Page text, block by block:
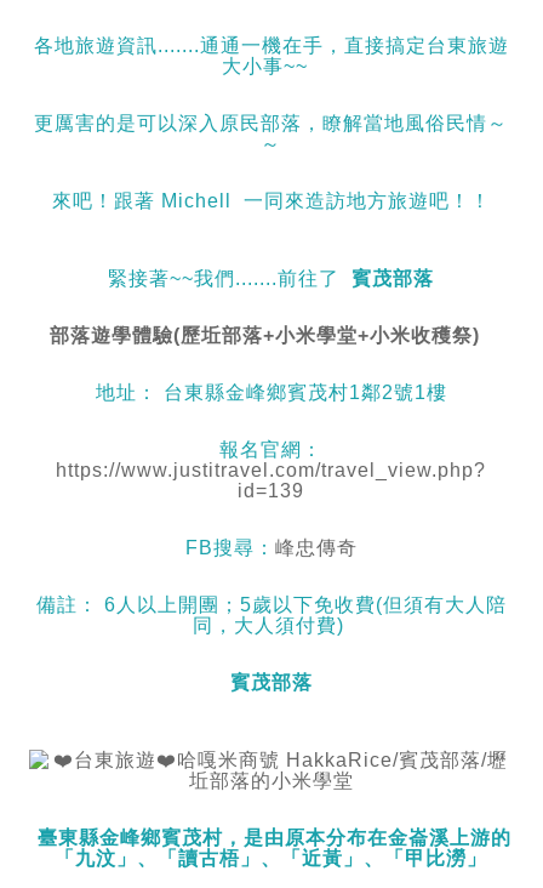
各地旅遊資訊.......通通一機在手，直接搞定台東旅遊
大小事~~
更厲害的是可以深入原民部落，瞭解當地風俗民情～
～
來吧！跟著 Michell 一同來造訪地方旅遊吧！！
緊接著~~我們.......前往了 賓茂部落
部落遊學體驗(歷坵部落+小米學堂+小米收穫祭)
地址： 台東縣金峰鄉賓茂村1鄰2號1樓
報名官網：
https://www.justitravel.com/travel_view.php?
id=139
FB搜尋： 峰忠傳奇
備註： 6人以上開團；5歲以下免收費(但須有大人陪
同，大人須付費)
賓茂部落
臺東縣金峰鄉賓茂村，是由原本分布在金崙溪上游的
「九汶」、「讀古梧」、「近黃」、「甲比澇」